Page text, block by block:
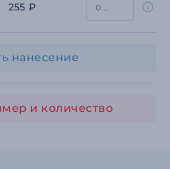
255 ₽
нанесение
и количество